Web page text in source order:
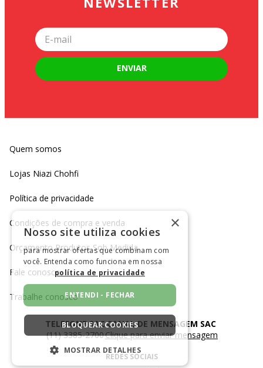
ENVIAR
Quem somos
Lojas Niazi Chohfi
Política de privacidade
Condições de compra e venda
Orçamento Produtos Sob Medida
Fale conosco
Trabalhe conosco
TELEFONE SAC
(11) 3385-2700
CANAL DE MENSAGEM SAC
Clique para enviar mensagem
REDES SOCIAIS
×
Nosso site utiliza cookies
para mostrar ofertas que combinam com
você. Entenda como funciona em nossa
política de privacidade
ENTENDI - FECHAR
BLOQUEAR COOKIES
MOSTRAR DETALHES